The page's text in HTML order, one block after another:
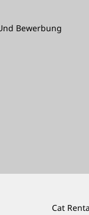
Bewerbung
Cat